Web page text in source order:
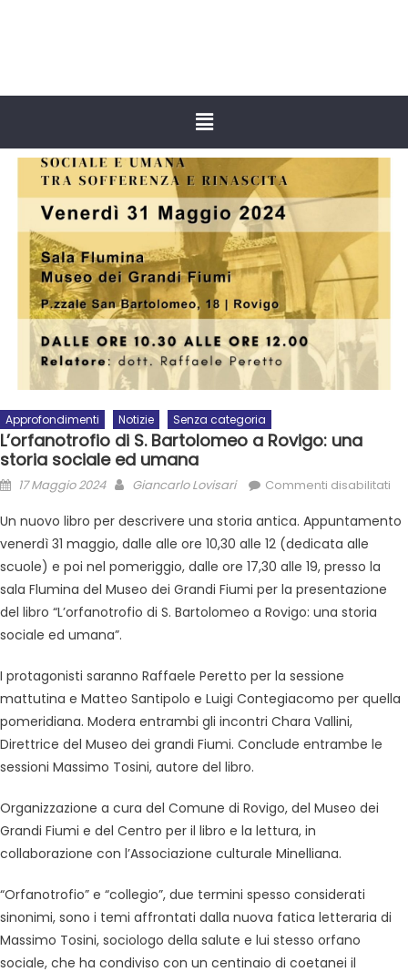
Approfondimenti Notizie Senza categoria
L’orfanotrofio di S. Bartolomeo a Rovigo: una
storia sociale ed umana
17 Maggio 2024 Giancarlo Lovisari Commenti disabilitati
Un nuovo libro per descrivere una storia antica. Appuntamento
venerdì 31 maggio, dalle alle ore 10,30 alle 12 (dedicata alle
scuole) e poi nel pomeriggio, dalle ore 17,30 alle 19, presso la
sala Flumina del Museo dei Grandi Fiumi per la presentazione
del libro “L’orfanotrofio di S. Bartolomeo a Rovigo: una storia
sociale ed umana”.
I protagonisti saranno Raffaele Peretto per la sessione
mattutina e Matteo Santipolo e Luigi Contegiacomo per quella
pomeridiana. Modera entrambi gli incontri Chara Vallini,
Direttrice del Museo dei grandi Fiumi. Conclude entrambe le
sessioni Massimo Tosini, autore del libro.
Organizzazione a cura del Comune di Rovigo, del Museo dei
Grandi Fiumi e del Centro per il libro e la lettura, in
collaborazione con l’Associazione culturale Minelliana.
“Orfanotrofio” e “collegio”, due termini spesso considerati
sinonimi, sono i temi affrontati dalla nuova fatica letteraria di
Massimo Tosini, sociologo della salute e lui stesso orfano
sociale, che ha condiviso con un centinaio di coetanei il